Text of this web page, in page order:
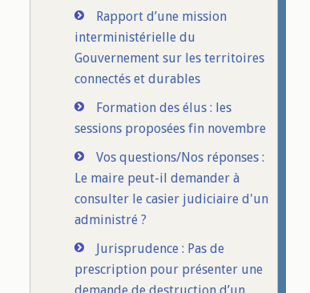
Rapport d’une mission
interministérielle du
Gouvernement sur les territoires
connectés et durables
Formation des élus : les
sessions proposées fin novembre
Vos questions/Nos réponses :
Le maire peut-il demander à
consulter le casier judiciaire d'un
administré ?
Jurisprudence : Pas de
prescription pour présenter une